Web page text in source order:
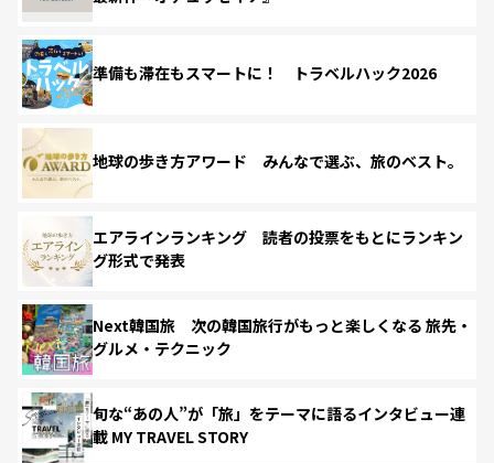
準備も滞在もスマートに！ トラベルハック2026
地球の歩き方アワード みんなで選ぶ、旅のベスト。
エアラインランキング 読者の投票をもとにランキン
グ形式で発表
Next韓国旅 次の韓国旅行がもっと楽しくなる 旅先・
グルメ・テクニック
旬な“あの人”が「旅」をテーマに語るインタビュー連
載 MY TRAVEL STORY